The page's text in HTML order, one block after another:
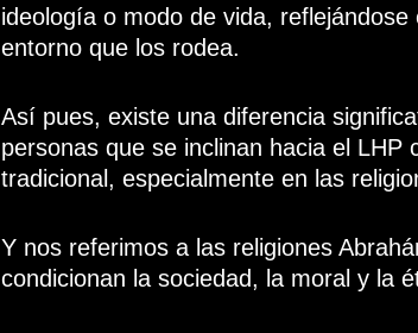
ideología o modo de vida,
entorno que los rodea.
Así pues, existe una diferencia
personas que se inclinan hacia el
tradicional, especialmente en las
Y nos referimos a las religiones
condicionan la sociedad, la moral y la